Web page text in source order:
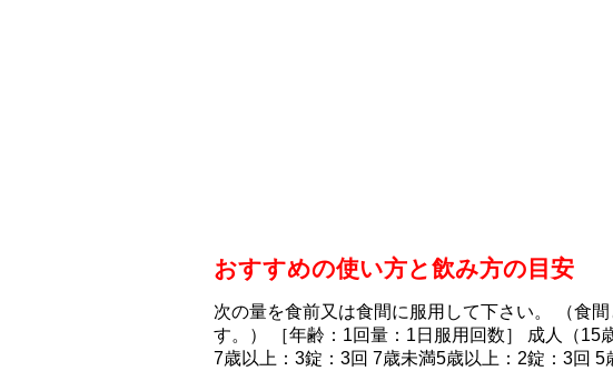
おすすめの使い方と飲み方の目安
次の量を食前又は食間に服用して下さい。 （食
す。） ［年齢：1回量：1日服用回数］ 成人（15
7歳以上：3錠：3回 7歳未満5歳以上：2錠：3回 5